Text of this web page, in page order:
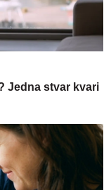
Jedna stvar kvari